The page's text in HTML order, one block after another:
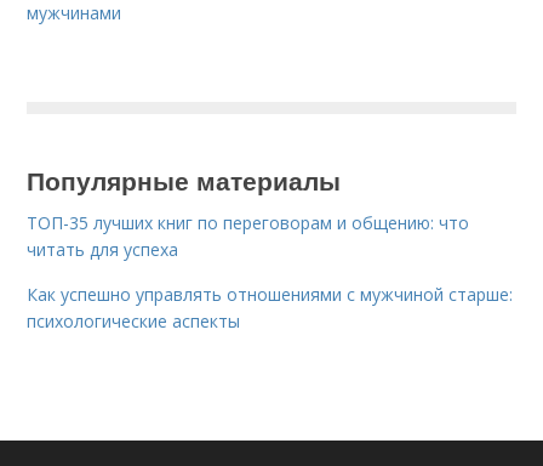
мужчинами
Популярные материалы
ТОП-35 лучших книг по переговорам и общению: что
читать для успеха
Как успешно управлять отношениями с мужчиной старше:
психологические аспекты